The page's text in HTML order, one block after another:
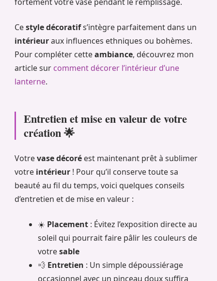
Cestyle décoratifs’intègre parfaitement dans un
intérieuraux influences ethniques ou bohèmes.
Pour compléter cetteambiance, découvrez mon
article sur comment décorer l’intérieur d’une
lanterne.
Entretien et mise en valeur de votre
création 🌟
Votrevase décoré est maintenant prêt à sublimer
votre intérieur ! Pour qu’il conserve toute sa
beauté au fil du temps, voici quelques conseils
d’entretien et de mise en valeur :
☀️ Placement : Évitez l’exposition directe au
soleil qui pourrait faire pâlir les couleurs de
votresable
💨 Entretien : Un simple dépoussiérage
occasionnel avec un pinceau doux suffira